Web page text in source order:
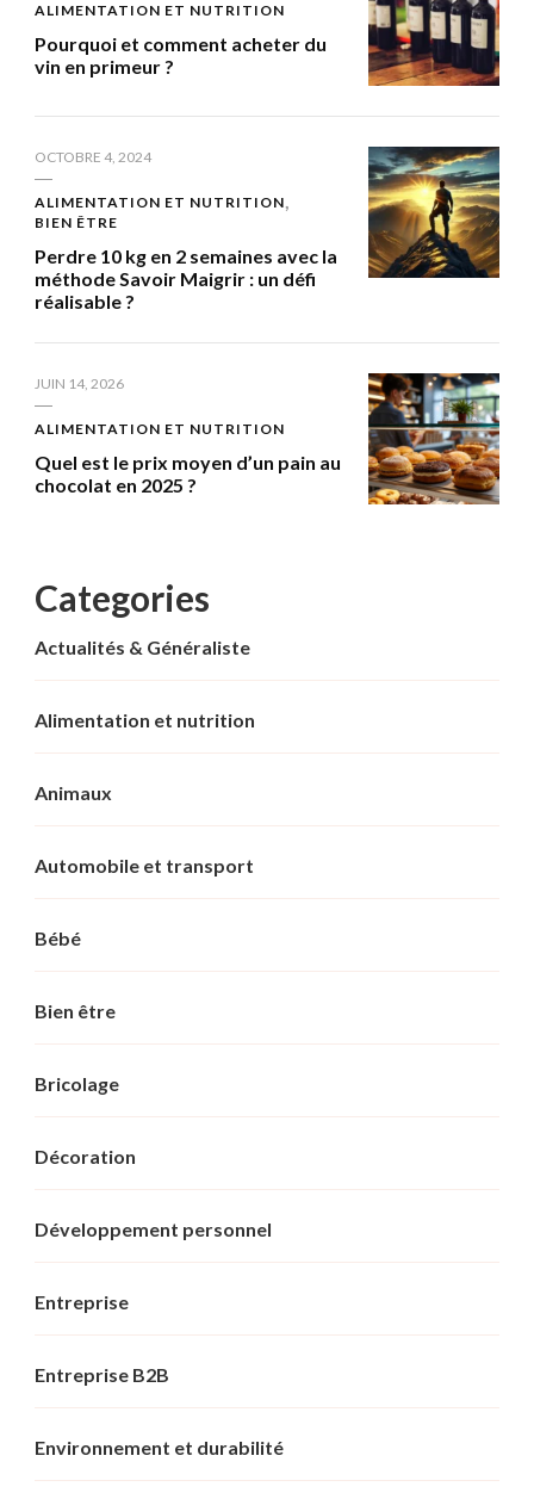
ALIMENTATION ET NUTRITION
Pourquoi et comment acheter du
vin en primeur ?
OCTOBRE 4, 2024
ALIMENTATION ET NUTRITION
BIEN ÊTRE
Perdre 10 kg en 2 semaines avec la
méthode Savoir Maigrir : un défi
réalisable ?
JUIN 14, 2026
ALIMENTATION ET NUTRITION
Quel est le prix moyen d’un pain au
chocolat en 2025 ?
Categories
Actualités & Généraliste
Alimentation et nutrition
Animaux
Automobile et transport
Bébé
Bien être
Bricolage
Décoration
Développement personnel
Entreprise
Entreprise B2B
Environnement et durabilité